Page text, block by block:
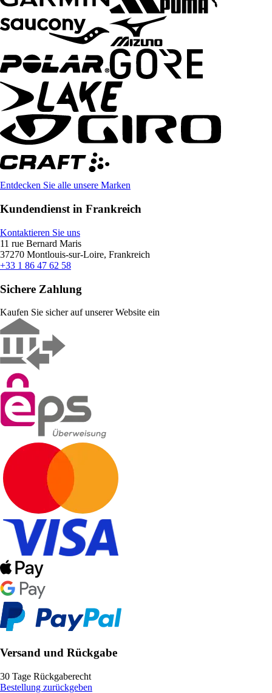
Entdecken Sie alle unsere Marken
Kundendienst in Frankreich
Kontaktieren Sie uns
11 rue Bernard Maris
37270 Montlouis-sur-Loire, Frankreich
+33 1 86 47 62 58
Sichere Zahlung
Kaufen Sie sicher auf unserer Website ein
Versand und Rückgabe
30 Tage Rückgaberecht
Bestellung zurückgeben